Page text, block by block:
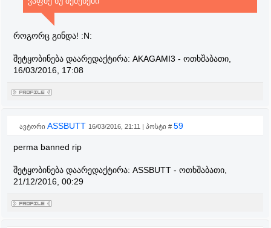
როგორც გინდა! :N:
შეტყობინება დაარედაქტირა: AKAGAMI3 - ოთხშაბათი,
16/03/2016, 17:08
ავტორი ASSBUTT 16/03/2016, 21:11 | პოსტი # 59
perma banned rip
შეტყობინება დაარედაქტირა: ASSBUTT - ოთხშაბათი,
21/12/2016, 00:29